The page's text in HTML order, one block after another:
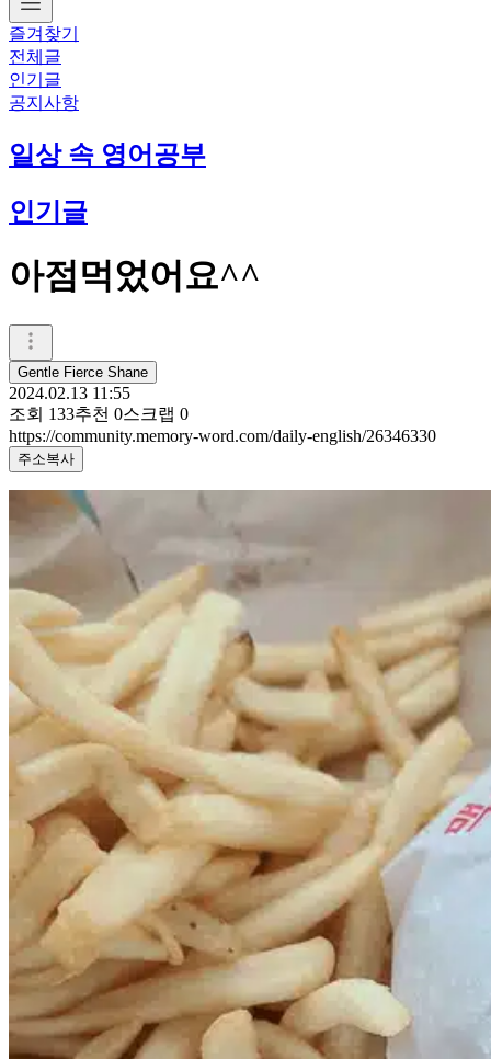
즐겨찾기
전체글
인기글
공지사항
일상 속 영어공부
인기글
아점먹었어요^^
Gentle Fierce Shane
2024.02.13 11:55
조회 133추천 0스크랩 0
https://community.memory-word.com/daily-english/26346330
주소복사